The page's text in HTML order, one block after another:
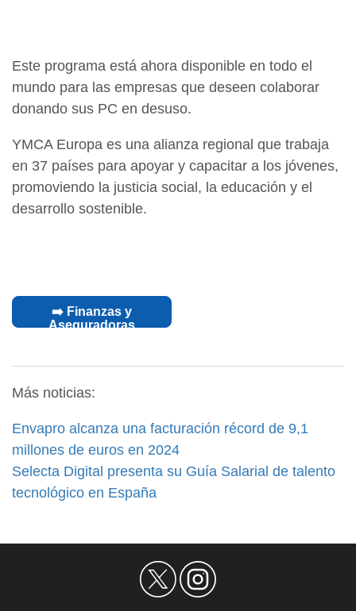
Este programa está ahora disponible en todo el
mundo para las empresas que deseen colaborar
donando sus PC en desuso.
YMCA Europa es una alianza regional que trabaja
en 37 países para apoyar y capacitar a los jóvenes,
promoviendo la justicia social, la educación y el
desarrollo sostenible.
➡️ Finanzas y
Aseguradoras
Más noticias:
Envapro alcanza una facturación récord de 9,1
millones de euros en 2024
Selecta Digital presenta su Guía Salarial de talento
tecnológico en España